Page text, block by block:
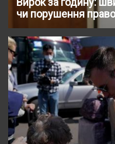
чи порушення